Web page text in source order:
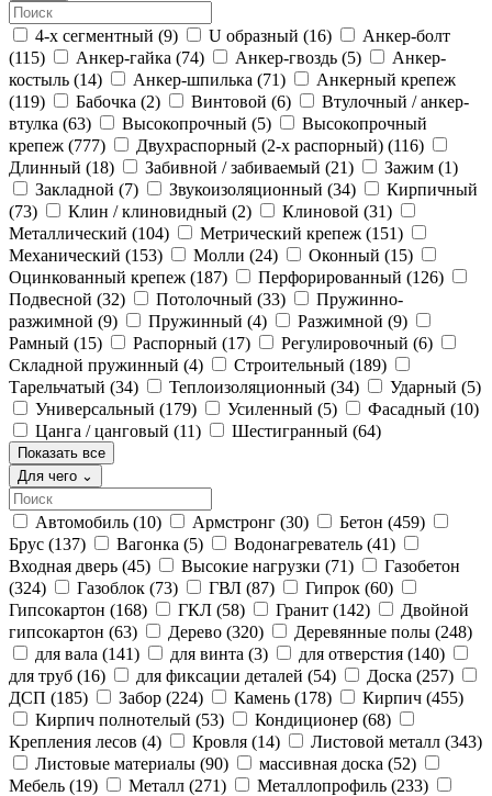
4-х сегментный (9) U образный (16)
Анкер-болт
(115)
Анкер-гайка (74) Анкер-гвоздь (5)
Анкер-
костыль (14) Анкер-шпилька (71)
Анкерный крепеж
(119)
Бабочка (2) Винтовой (6)
Втулочный / анкер-
втулка (63) Высокопрочный (5)
Высокопрочный
крепеж (777) Двухраспорный (2-х распорный) (116)
Длинный (18) Забивной / забиваемый (21) Зажим (1)
Закладной (7) Звукоизоляционный (34)
Кирпичный
(73)
Клин / клиновидный (2) Клиновой (31)
Металлический (104) Метрический крепеж (151)
Механический (153) Молли (24) Оконный (15)
Оцинкованный крепеж (187) Перфорированный (126)
Подвесной (32) Потолочный (33)
Пружинно-
разжимной (9) Пружинный (4) Разжимной (9)
Рамный (15) Распорный (17) Регулировочный (6)
Складной пружинный (4) Строительный (189)
Тарельчатый (34) Теплоизоляционный (34) Ударный (5)
Универсальный (179) Усиленный (5) Фасадный (10)
Цанга / цанговый (11) Шестигранный (64)
Показать все
Для чего ⌄
Автомобиль (10) Армстронг (30) Бетон (459)
Брус (137) Вагонка (5) Водонагреватель (41)
Входная дверь (45) Высокие нагрузки (71)
Газобетон
(324)
Газоблок (73) ГВЛ (87) Гипрок (60)
Гипсокартон (168) ГКЛ (58) Гранит (142)
Двойной
гипсокартон (63) Дерево (320) Деревянные полы (248)
для вала (141) для винта (3) для отверстия (140)
для труб (16) для фиксации деталей (54) Доска (257)
ДСП (185) Забор (224) Камень (178) Кирпич (455)
Кирпич полнотелый (53) Кондиционер (68)
Крепления лесов (4) Кровля (14) Листовой металл (343)
Листовые материалы (90) массивная доска (52)
Мебель (19) Металл (271) Металлопрофиль (233)